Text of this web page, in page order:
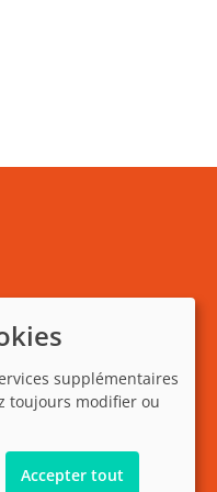
supplémentaires
toujours modifier ou
Accepter tout